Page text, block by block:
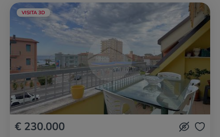
VISITA 3D
€ 230.000